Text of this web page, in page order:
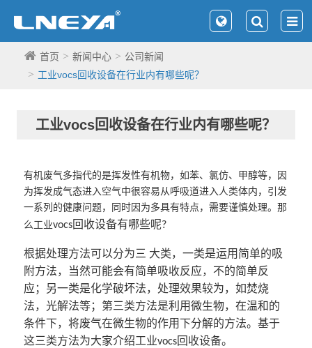
首页 新闻中心
公司新闻
工业vocs回收设备在行业内有哪些呢？
工业vocs回收设备在行业内有哪些呢？
有机废气多指代的是挥发性有机物，如苯、氯仿、甲醇等，因
为挥发成气态进入空气中很容易从呼吸道进入人类体内，引发
一系列的健康问题，同时因为多具有特点，需要谨慎处理。那
么工业vocs回收设备有哪些呢?
根据处理方法可以分为三 大类，一类是运用简单的吸
附方法，当然可能会有简单吸收反应，不的简单反
应；另一类是化学破坏法，处理效果较为，如焚烧
法，光解法等；第三类方法是利用微生物，在温和的
条件下，将废气在微生物的作用下分解的方法。基于
这三类方法为大家介绍工业vocs回收设备。